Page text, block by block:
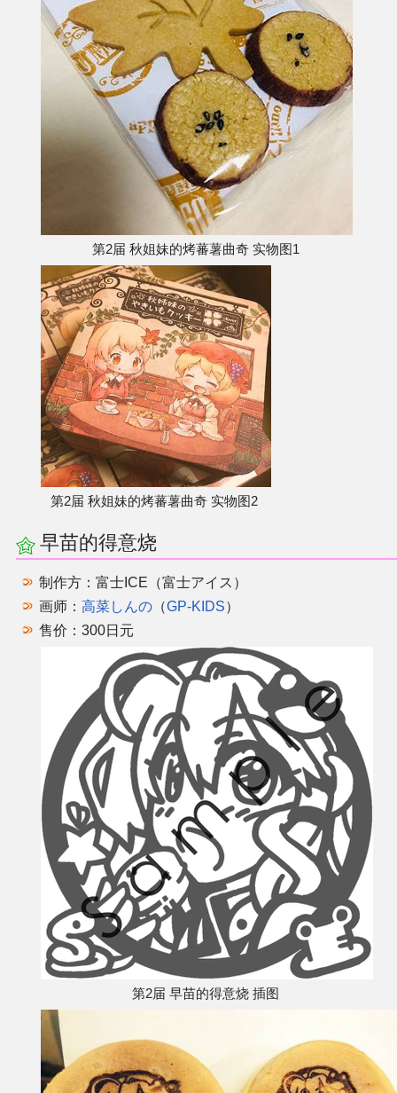
第2届 秋姐妹的烤蕃薯曲奇 实物图1
第2届 秋姐妹的烤蕃薯曲奇 实物图2
早苗的得意烧
制作方：富士ICE（富士アイス）
画师： 高菜しんの（GP-KIDS）
售价：300日元
第2届 早苗的得意烧 插图